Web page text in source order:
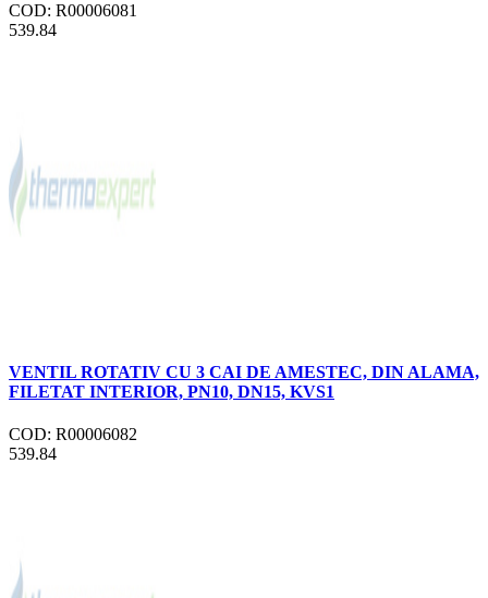
COD: R00006081
539.84
VENTIL ROTATIV CU 3 CAI DE AMESTEC, DIN ALAMA,
FILETAT INTERIOR, PN10, DN15, KVS1
COD: R00006082
539.84